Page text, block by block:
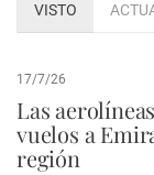
VISTO
17/7/26
Las
vuelos a
región